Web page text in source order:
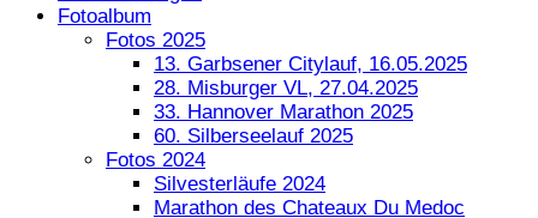
Fotoalbum
Fotos 2025
13. Garbsener Citylauf, 16.05.2025
28. Misburger VL, 27.04.2025
33. Hannover Marathon 2025
60. Silberseelauf 2025
Fotos 2024
Silvesterläufe 2024
Marathon des Chateaux Du Medoc